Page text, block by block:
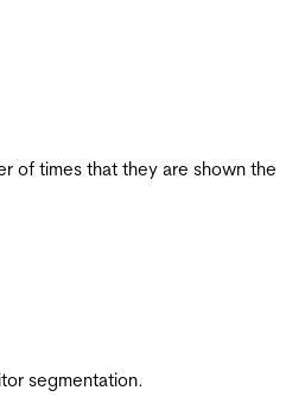
of times that they are shown the
segmentation.